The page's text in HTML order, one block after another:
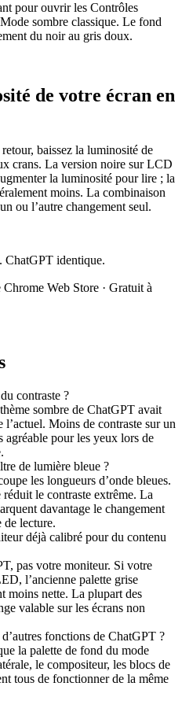
pour ouvrir les Contrôles
sombre classique. Le fond
du noir au gris doux.
de votre écran en
baissez la luminosité de
crans. La version noire sur LCD
la luminosité pour lire ; la
moins. La combinaison
ou l’autre changement seul.
ChatGPT identique.
Web Store · Gratuit à
contraste ?
sombre de ChatGPT avait
Moins de contraste sur un
agréable pour les yeux lors de
de lumière bleue ?
les longueurs d’onde bleues.
le contraste extrême. La
davantage le changement
de lecture.
déjà calibré pour du contenu
pas votre moniteur. Si votre
l’ancienne palette grise
moins nette. La plupart des
valable sur les écrans non
fonctions de ChatGPT ?
la palette de fond du mode
le compositeur, les blocs de
tous de fonctionner de la même